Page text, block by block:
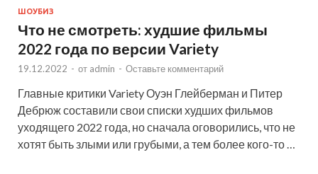
ШОУБИЗ
Что не смотреть: худшие фильмы
2022 года по версии Variety
19.12.2022 - от admin - Оставьте комментарий
Главные критики Variety Оуэн Глейберман и Питер
Дебрюж составили свои списки худших фильмов
уходящего 2022 года, но сначала оговорились, что не
хотят быть злыми или грубыми, а тем более кого-то …